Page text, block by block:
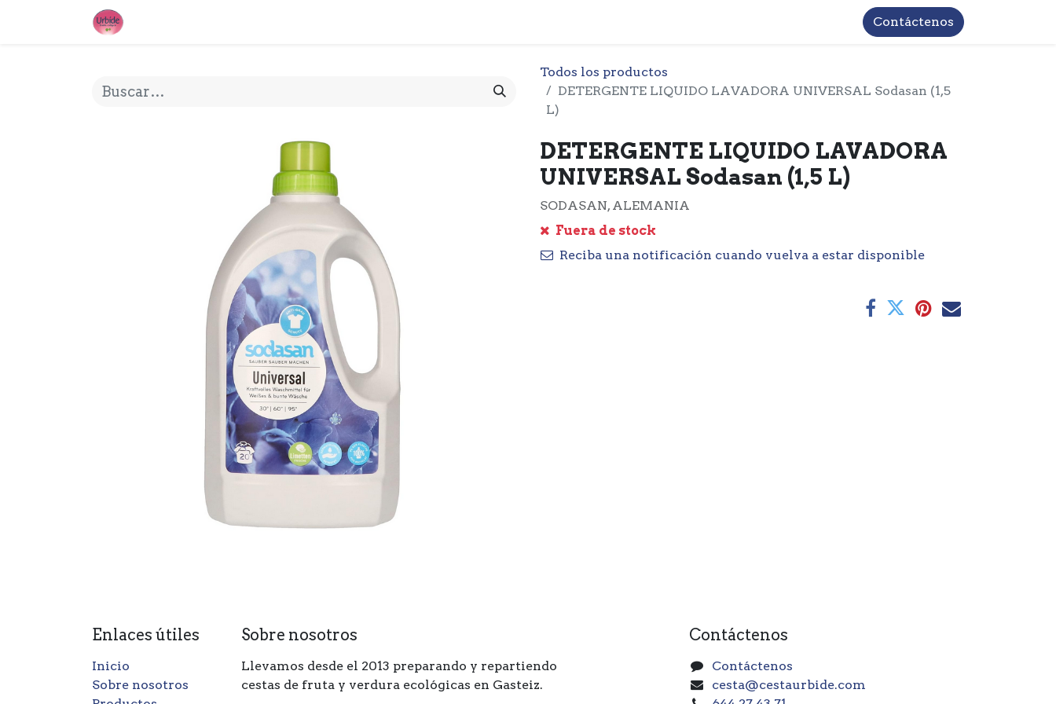
INFORMACIÓN BASICA LOPD
Contáctenos
Todos los productos
DETERGENTE LIQUIDO LAVADORA UNIVERSAL Sodasan (1,5
L)
DETERGENTE LIQUIDO LAVADORA
UNIVERSAL Sodasan (1,5 L)
SODASAN, ALEMANIA
Fuera de stock
Reciba una notificación cuando vuelva a estar disponible
Enlaces útiles
Inicio
Sobre nosotros
Sobre nosotros
Llevamos desde el 2013 preparando y repartiendo
cestas de fruta y verdura ecológicas en Gasteiz.
Contáctenos
Contáctenos
cesta@cestaurbide.com